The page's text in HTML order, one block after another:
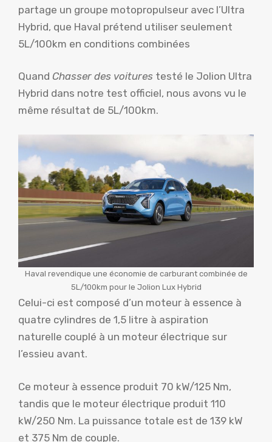
partage un groupe motopropulseur avec l’Ultra
Hybrid, que Haval prétend utiliser seulement
5L/100km en conditions combinées
Quand Chasser des voitures testé le Jolion Ultra
Hybrid dans notre test officiel, nous avons vu le
même résultat de 5L/100km.
Haval revendique une économie de carburant combinée de
5L/100km pour le Jolion Lux Hybrid
Celui-ci est composé d’un moteur à essence à
quatre cylindres de 1,5 litre à aspiration
naturelle couplé à un moteur électrique sur
l’essieu avant.
Ce moteur à essence produit 70 kW/125 Nm,
tandis que le moteur électrique produit 110
kW/250 Nm. La puissance totale est de 139 kW
et 375 Nm de couple.